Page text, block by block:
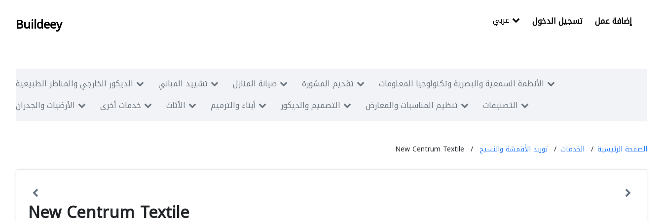
Buildeey تسجيل الدخول إضافة عمل
الديكور الخارجي والمناظر الطبيعية تشييد المباني صيانة المنازل تقديم المشورة
الأنظمة السمعية والبصرية وتكنولوجيا المعلومات
الأرضيات والجدران
خدمات أخرى الأثاث أبناء والترميم التصميم والديكور تنظيم المناسبات والمعارض التصنيفات
الصفحة الرئيسية الخدمات توريد الأقمشة والنسيج New Centrum Textile
New Centrum Textile